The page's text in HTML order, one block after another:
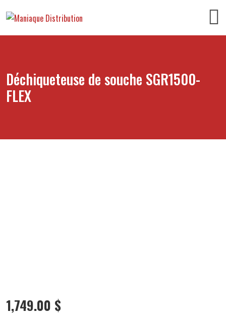
Déchiqueteuse de souche SGR1500-
FLEX
1,749.00 $